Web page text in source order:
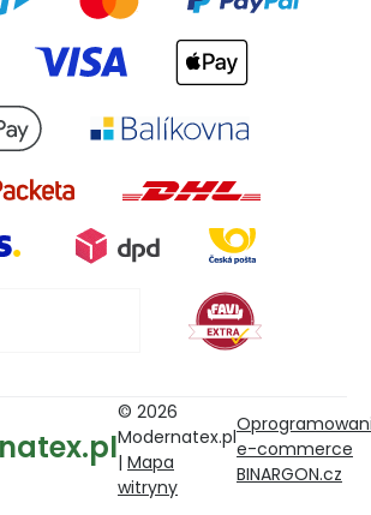
© 2026
Modernatex.pl
| Mapa
witryny
e-commerce
BINARGON.cz